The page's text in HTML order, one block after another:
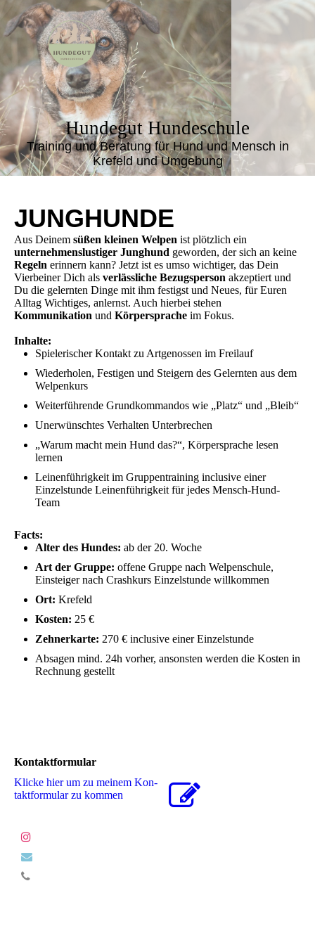
Hundegut Hundeschule
Training und Beratung für Hund und Mensch in
Krefeld und Umgebung
JUNGHUNDE
Aus Deinem süßen kleinen Welpen ist plötzlich ein
unternehmenslustiger Junghund geworden, der sich an keine
Regeln erinnern kann? Jetzt ist es umso wichtiger, das Dein
Vierbeiner Dich als verlässliche Bezugsperson akzeptiert und
Du die gelernten Dinge mit ihm festigst und Neues, für Euren
Alltag Wichtiges, anlernst. Auch hierbei stehen
Kommunikation und Körpersprache im Fokus.
Inhalte:
Spielerischer Kontakt zu Artgenossen im Freilauf
Wiederholen, Festigen und Steigern des Gelernten aus dem
Welpenkurs
Weiterführende Grundkommandos wie „Platz“ und „Bleib“
Unerwünschtes Verhalten Unterbrechen
„Warum macht mein Hund das?“, Körpersprache lesen
lernen
Leinenführigkeit im Gruppentraining inclusive einer
Einzelstunde Leinenführigkeit für jedes Mensch-Hund-
Team
Facts:
Alter des Hundes: ab der 20. Woche
Art der Gruppe: offene Gruppe nach Welpenschule,
Einsteiger nach Crashkurs Einzelstunde willkommen
Ort: Krefeld
Kosten: 25 €
Zehnerkarte: 270 € inclusive einer Einzelstunde
Absagen mind. 24h vorher, ansonsten werden die Kosten in
Rechnung gestellt
Kontaktformular
Klicke hier um zu meinem Kon­
takt­for­mu­lar zu kommen